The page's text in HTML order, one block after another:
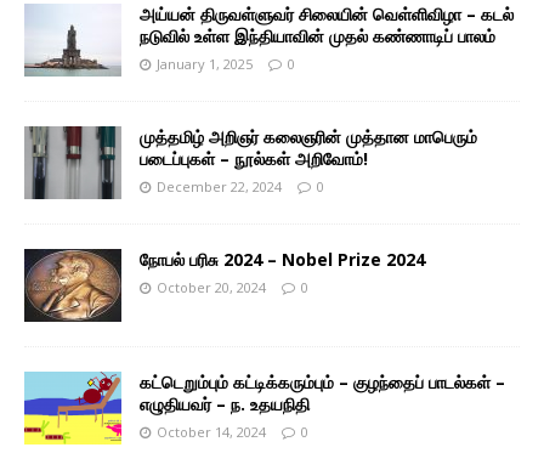
அய்யன் திருவள்ளுவர் சிலையின் வெள்ளிவிழா – கடல்
நடுவில் உள்ள இந்தியாவின் முதல் கண்ணாடிப் பாலம்
January 1, 2025 0
முத்தமிழ் அறிஞர் கலைஞரின் முத்தான மாபெரும்
படைப்புகள் – நூல்கள் அறிவோம்!
December 22, 2024 0
நோபல் பரிசு 2024 – Nobel Prize 2024
October 20, 2024 0
கட்டெறும்பும் கட்டிக்கரும்பும் – குழந்தைப் பாடல்கள் –
எழுதியவர் – ந. உதயநிதி
October 14, 2024 0